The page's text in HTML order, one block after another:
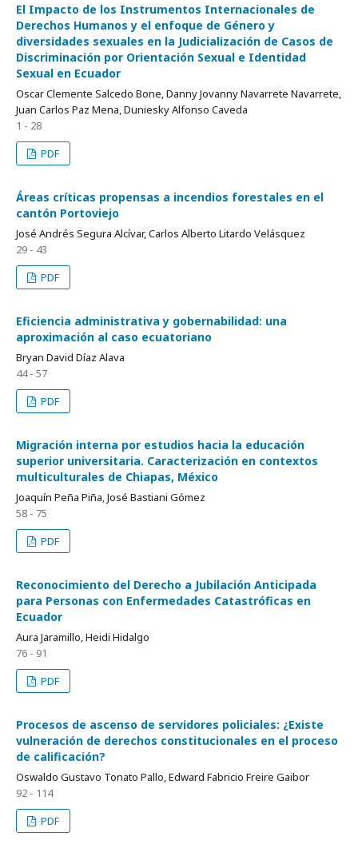
El Impacto de los Instrumentos Internacionales de
Derechos Humanos y el enfoque de Género y
diversidades sexuales en la Judicialización de Casos de
Discriminación por Orientación Sexual e Identidad
Sexual en Ecuador
Oscar Clemente Salcedo Bone, Danny Jovanny Navarrete Navarrete,
Juan Carlos Paz Mena, Duniesky Alfonso Caveda
1 - 28
PDF
Áreas críticas propensas a incendios forestales en el
cantón Portoviejo
José Andrés Segura Alcívar, Carlos Alberto Litardo Velásquez
29 - 43
PDF
Eficiencia administrativa y gobernabilidad: una
aproximación al caso ecuatoriano
Bryan David Díaz Alava
44 - 57
PDF
Migración interna por estudios hacia la educación
superior universitaria. Caracterización en contextos
multiculturales de Chiapas, México
Joaquín Peña Piña, José Bastiani Gómez
58 - 75
PDF
Reconocimiento del Derecho a Jubilación Anticipada
para Personas con Enfermedades Catastróficas en
Ecuador
Aura Jaramillo, Heidi Hidalgo
76 - 91
PDF
Procesos de ascenso de servidores policiales: ¿Existe
vulneración de derechos constitucionales en el proceso
de calificación?
Oswaldo Gustavo Tonato Pallo, Edward Fabricio Freire Gaibor
92 - 114
PDF